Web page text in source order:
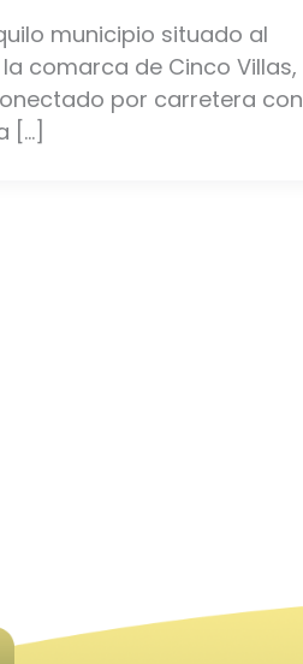
municipio situado al
comarca de Cinco Villas,
por carretera con
[…]